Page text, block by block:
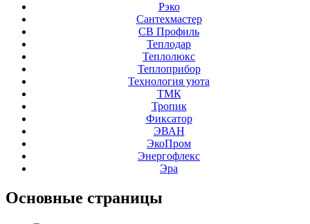
Рэко
Сантехмастер
СВ Профиль
Теплодар
Теплолюкс
Теплоприбор
Технология уюта
ТМК
Тропик
Фиксатор
ЭВАН
ЭкоПром
Энергофлекс
Эра
Основные страницы